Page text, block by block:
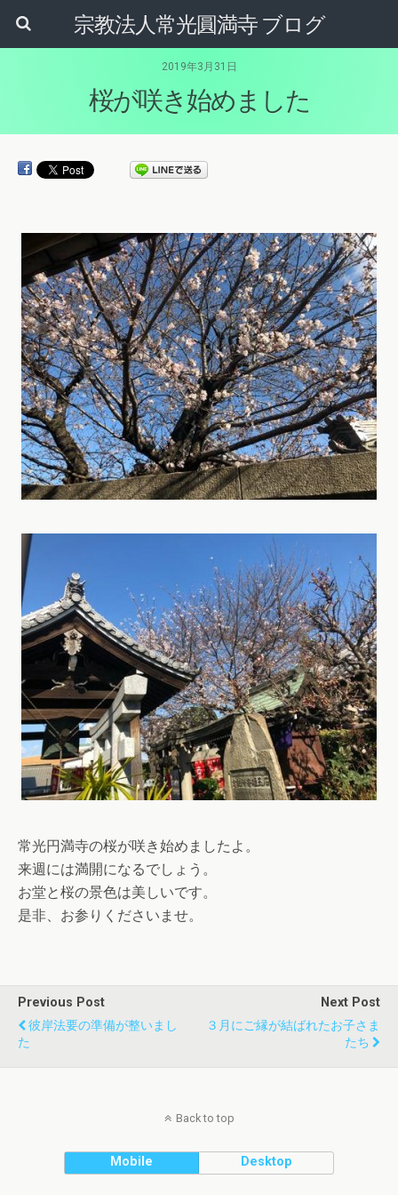
宗教法人常光圓満寺 ブログ
2019年3月31日
桜が咲き始めました
常光円満寺の桜が咲き始めましたよ。
来週には満開になるでしょう。
お堂と桜の景色は美しいです。
是非、お参りくださいませ。
Previous Post
彼岸法要の準備が整いまし
た
Next Post
３月にご縁が結ばれたお子さま
たち
Back to top
Mobile Desktop